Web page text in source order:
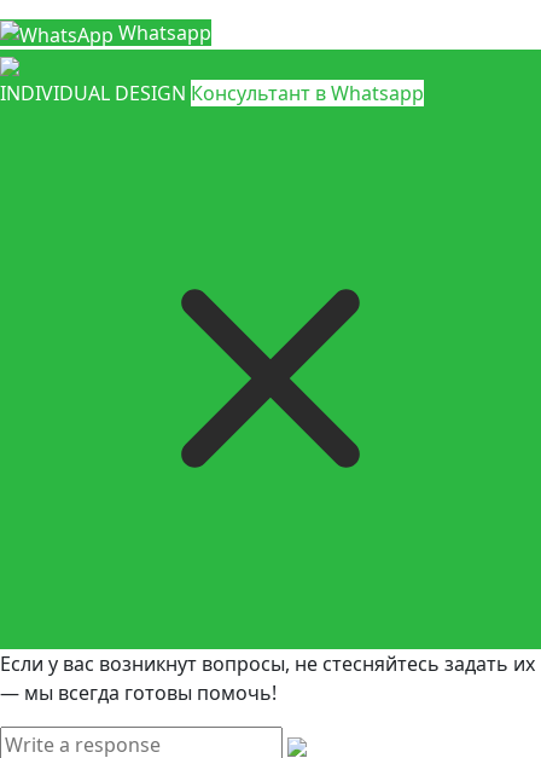
Whatsapp
INDIVIDUAL DESIGN Консультант в Whatsapp
Если у вас возникнут вопросы, не стесняйтесь задать их
— мы всегда готовы помочь!